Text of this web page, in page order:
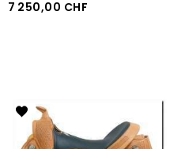
7 250,00 CHF